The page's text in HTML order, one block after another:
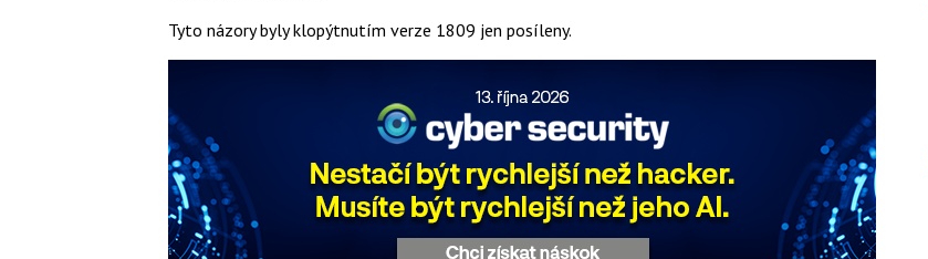
Tyto názory byly klopýtnutím verze 1809 jen posíleny.